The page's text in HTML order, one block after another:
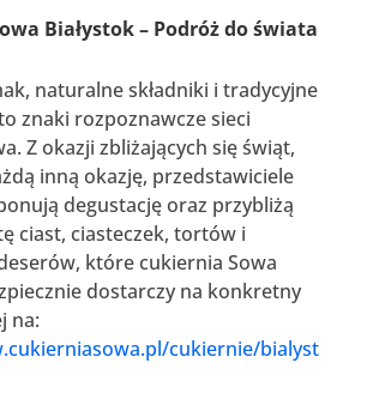
Białystok – Podróż do świata
naturalne składniki i tradycyjne
znaki rozpoznawcze sieci
Z okazji zbliżających się świąt,
inną okazję, przedstawiciele
degustację oraz przybliżą
ciast, ciasteczek, tortów i
które cukiernia Sowa
dostarczy na konkretny
na:
cukiernie/bialyst